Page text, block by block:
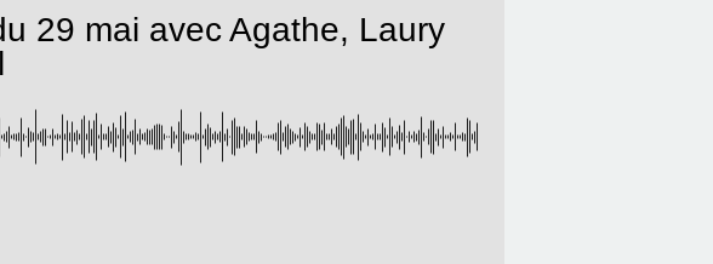
29 mai avec Agathe, Laury